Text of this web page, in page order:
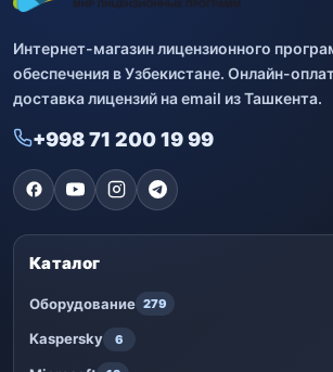
Интернет-магазин лицензионного
обеспечения в Узбекистане. Онлайн-
доставка лицензий на email из Ташкента.
+998 71 200 19 99
Каталог
Оборудование 279
Kaspersky 6